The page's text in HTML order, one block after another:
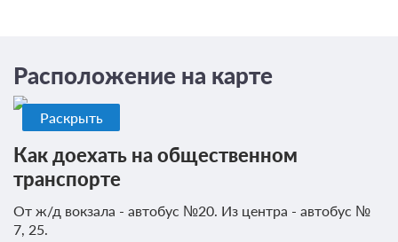
Расположение на карте
Раскрыть
Как доехать на общественном
транспорте
От ж/д вокзала - автобус №20. Из центра - автобус №
7, 25.